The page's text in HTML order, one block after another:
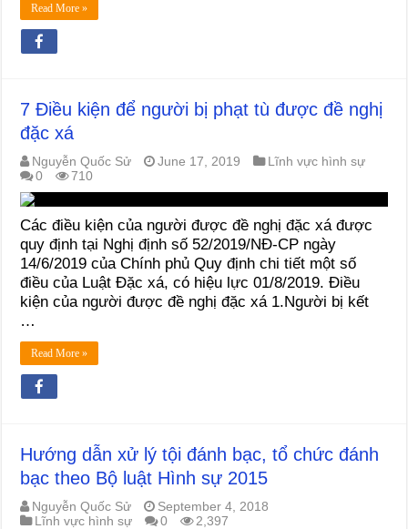
Read More »
7 Điều kiện để người bị phạt tù được đề nghị
đặc xá
Nguyễn Quốc Sử June 17, 2019
Lĩnh vực hình sự
0
710
Các điều kiện của người được đề nghị đặc xá được
quy định tại Nghị định số 52/2019/NĐ-CP ngày
14/6/2019 của Chính phủ Quy định chi tiết một số
điều của Luật Đặc xá, có hiệu lực 01/8/2019. Điều
kiện của người được đề nghị đặc xá 1.Người bị kết
…
Read More »
Hướng dẫn xử lý tội đánh bạc, tổ chức đánh
bạc theo Bộ luật Hình sự 2015
Nguyễn Quốc Sử
September 4, 2018
Lĩnh vực hình sự
0 2,397